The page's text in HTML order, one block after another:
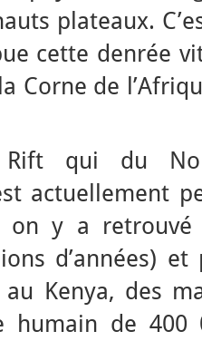
plateaux.
cette denrée
Corne de
qui du
actuellement
on y a retrouvé
d’années)
Kenya, des
humain de 400